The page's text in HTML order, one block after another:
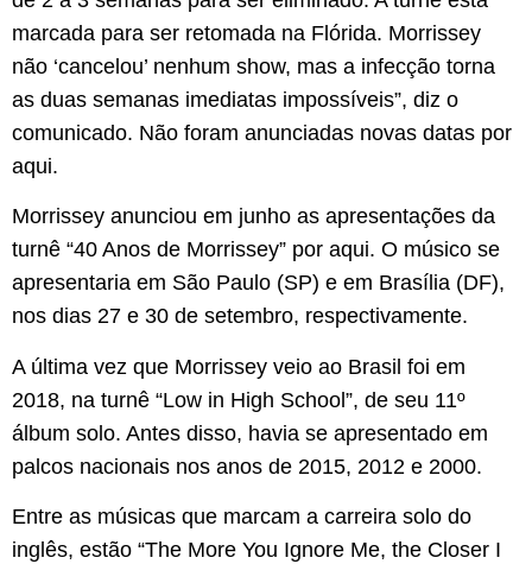
marcada para ser retomada na Flórida. Morrissey
não ‘cancelou’ nenhum show, mas a infecção torna
as duas semanas imediatas impossíveis”, diz o
comunicado. Não foram anunciadas novas datas por
aqui.
Morrissey anunciou em junho as apresentações da
turnê “40 Anos de Morrissey” por aqui. O músico se
apresentaria em São Paulo (SP) e em Brasília (DF),
nos dias 27 e 30 de setembro, respectivamente.
A última vez que Morrissey veio ao Brasil foi em
2018, na turnê “Low in High School”, de seu 11º
álbum solo. Antes disso, havia se apresentado em
palcos nacionais nos anos de 2015, 2012 e 2000.
Entre as músicas que marcam a carreira solo do
inglês, estão “The More You Ignore Me, the Closer I